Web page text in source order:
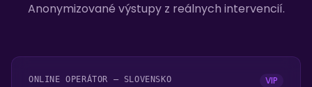
Anonymizované výstupy z reálnych intervencií.
ONLINE OPERÁTOR – SLOVENSKO VIP